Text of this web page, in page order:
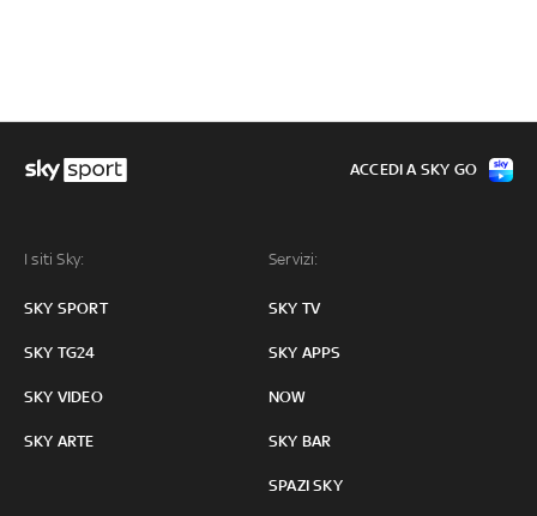
I siti Sky:
SKY SPORT
SKY TG24
SKY VIDEO
SKY ARTE
Servizi:
SKY TV
SKY APPS
NOW
SKY BAR
SPAZI SKY
ACCEDI A SKY GO